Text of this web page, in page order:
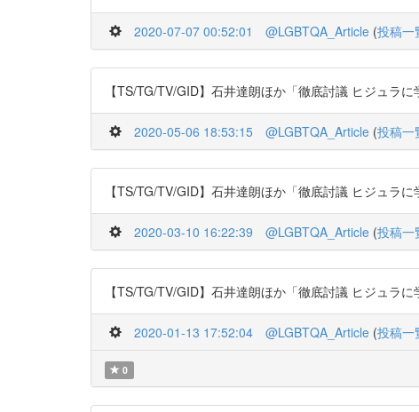
2020-07-07 00:52:01 @LGBTQA_Article (投稿一
【TS/TG/TV/GID】石井達朗ほか「徹底討議 ヒジュラ
2020-05-06 18:53:15 @LGBTQA_Article (投稿一
【TS/TG/TV/GID】石井達朗ほか「徹底討議 ヒジュラ
2020-03-10 16:22:39 @LGBTQA_Article (投稿一
【TS/TG/TV/GID】石井達朗ほか「徹底討議 ヒジュラ
2020-01-13 17:52:04 @LGBTQA_Article (投稿一
0